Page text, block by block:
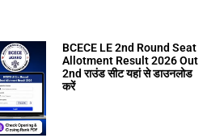
BCECE LE 2nd Round Seat
Allotment Result 2026 Out
2nd राउंड सीट यहां से डाउनलोड
करें